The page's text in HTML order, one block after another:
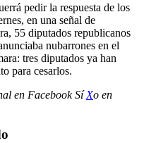
pedir la respuesta de los
en una señal de
55 diputados republicanos
nubarrones en el
tres diputados ya han
para cesarlos.
en FacebookSíXo en